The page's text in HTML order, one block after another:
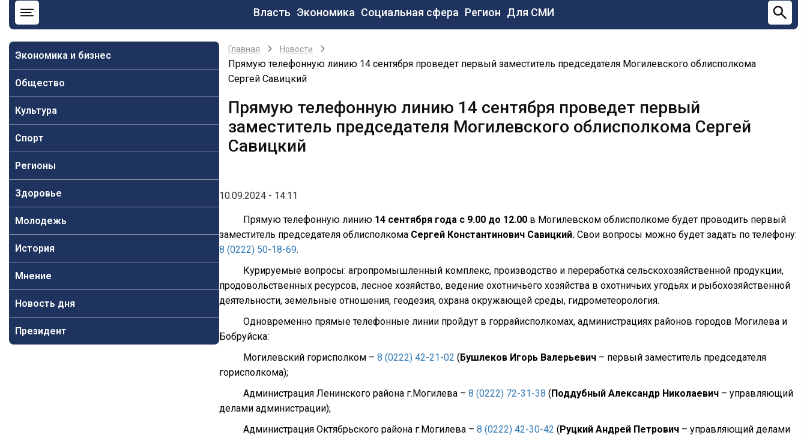
Основная
навигация
Власть Экономика Социальная сфера Регион Для СМИ
Экономика и бизнес
Общество
Культура
Спорт
Регионы
Здоровье
Молодежь
История
Мнение
Новость дня
Президент
Главная Новости
Прямую телефонную линию 14 сентября проведет первый заместитель председателя Могилевского облисполкома
Сергей Савицкий
Прямую телефонную линию 14 сентября проведет первый
заместитель председателя Могилевского облисполкома Сергей
Савицкий
10.09.2024 - 14:11
Прямую телефонную линию 14 сентября года с 9.00 до 12.00 в Могилевском облисполкоме будет проводить первый
заместитель председателя облисполкома Сергей Константинович Савицкий. Свои вопросы можно будет задать по телефону:
8 (0222) 50-18-69.
Курируемые вопросы: агропромышленный комплекс, производство и переработка сельскохозяйственной продукции,
продовольственных ресурсов, лесное хозяйство, ведение охотничьего хозяйства в охотничьих угодьях и рыбохозяйственной
деятельности, земельные отношения, геодезия, охрана окружающей среды, гидрометеорология.
Одновременно прямые телефонные линии пройдут в горрайисполкомах, администрациях районов городов Могилева и
Бобруйска:
Могилевский горисполком – 8 (0222) 42-21-02 (Бушлеков Игорь Валерьевич – первый заместитель председателя
горисполкома);
Администрация Ленинского района г.Могилева – 8 (0222) 72-31-38 (Поддубный Александр Николаевич – управляющий
делами администрации);
Администрация Октябрьского района г.Могилева – 8 (0222) 42-30-42 (Руцкий Андрей Петрович – управляющий делами